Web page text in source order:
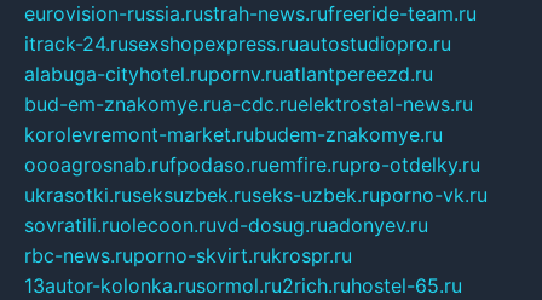
eurovision-russia.rustrah-news.rufreeride-team.ru
itrack-24.rusexshopexpress.ruautostudiopro.ru
alabuga-cityhotel.rupornv.ruatlantpereezd.ru
bud-em-znakomye.rua-cdc.ruelektrostal-news.ru
korolevremont-market.rubudem-znakomye.ru
oooagrosnab.rufpodaso.ruemfire.rupro-otdelky.ru
ukrasotki.ruseksuzbek.ruseks-uzbek.ruporno-vk.ru
sovratili.ruolecoon.ruvd-dosug.ruadonyev.ru
rbc-news.ruporno-skvirt.rukrospr.ru
13autor-kolonka.rusormol.ru2rich.ruhostel-65.ru